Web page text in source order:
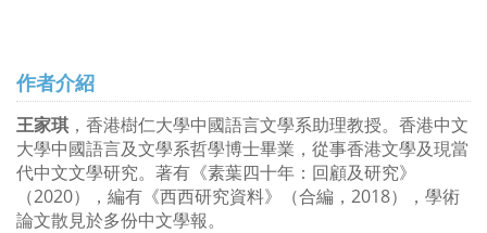
作者介紹
王家琪 ，香港樹仁大學中國語言文學系助理教授。香港中文
大學中國語言及文學系哲學博士畢業，從事香港文學及現當
代中文文學研究。著有《素葉四十年：回顧及研究》
（2020），編有《西西研究資料》（合編，2018），學術
論文散見於多份中文學報。